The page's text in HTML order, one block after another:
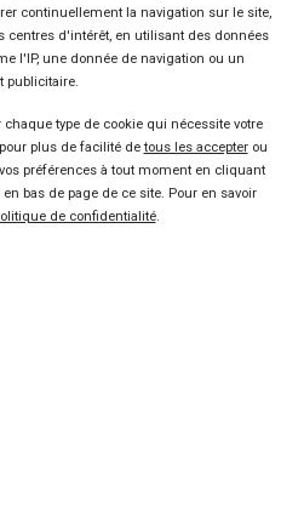
d'utilisation
continuellement la navigation sur le site,
centres d'intérêt, en utilisant des données
l'IP, une donnée de navigation ou un
publicitaire.
chaque type de cookie qui nécessite votre
plus de facilité detous les accepterou
préférences à tout moment en cliquant
bas de page de ce site. Pour en savoir
de confidentialité.